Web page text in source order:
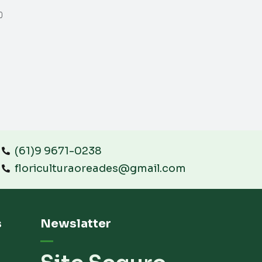
(61)9 9671-0238
floriculturaoreades@gmail.com
Newslatter